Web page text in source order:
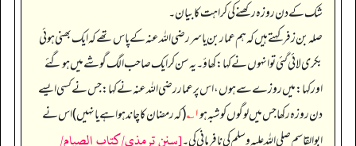
شک کے دن روزہ رکھنے کی کراہت کا بیان۔
صلہ بن زفر کہتے ہیں کہ ہم عمار بن یاسر رضی الله عنہ کے پاس تھے کہ ایک بھنی ہوئی
بکری لائی گئی تو انہوں نے کہا: کھاؤ۔ یہ سن کر ایک صاحب الگ گوشے میں ہو گئے
اور کہا: میں روزے سے ہوں، اس پر عمار رضی الله عنہ نے کہا: جس نے کسی ایسے
دن روزہ رکھا جس میں لوگوں کو شبہ ہو۱؎ (کہ رمضان کا چاند ہوا ہے یا نہیں) اس نے
ابوالقاسم صلی اللہ علیہ وسلم کی نافرمانی کی۔[سنن ترمذي/كتاب الصيام/